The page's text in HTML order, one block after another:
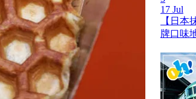
17 Jul
【日本
牌口味